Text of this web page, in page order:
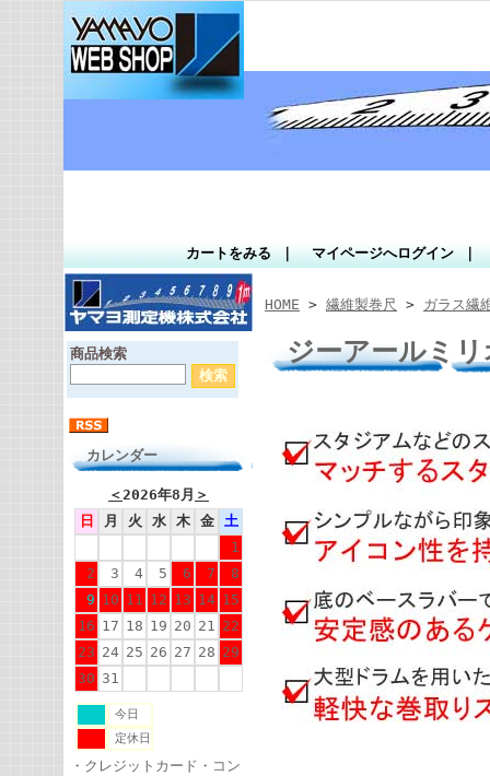
カートをみる マイページへログイン
商品検索
カレンダー
＜2026年8月 ＞
日
月 火 水 木 金
土
1
2
3 4 5 6 7
8
9 10 11 12 13 14 15
16 17 18 19 20 21 22
23 24 25 26 27 28 29
30 31
今日
定休日
・クレジットカード・コン
HOME > 繊維製巻尺 > ガラス繊
ジーアールミ